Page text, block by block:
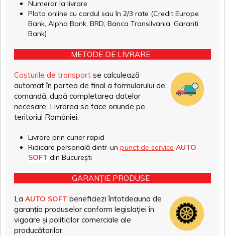
Numerar la livrare
Plata online cu cardul sau în 2/3 rate (Credit Europe
Bank, Alpha Bank, BRD, Banca Transilvania, Garanti
Bank)
METODE DE LIVRARE
Costurile de transport se calculează
automat în partea de final a formularului de
comandă, după completarea datelor
necesare. Livrarea se face oriunde pe
teritoriul României.
Livrare prin curier rapid
Ridicare personală dintr-un punct de service AUTO
SOFT din București
GARANȚIE PRODUSE
La AUTO SOFT beneficiezi întotdeauna de
garanția produselor conform legislației în
vigoare și politicilor comerciale ale
producătorilor.